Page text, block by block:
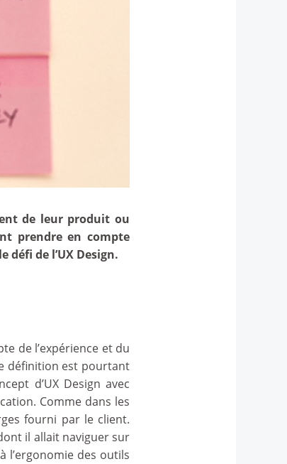
de leur produit ou
prendre en compte
défi de l’UX Design.
de l’expérience et du
définition est pourtant
d’UX Design avec
Comme dans les
fourni par le client.
il allait naviguer sur
l’ergonomie des outils